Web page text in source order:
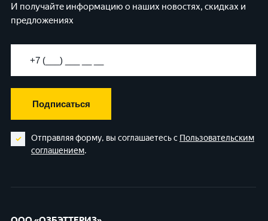
И получайте информацию о наших новостях, скидках и
предложениях
Подписаться
Отправляя форму, вы соглашаетесь с Пользовательским
соглашением.